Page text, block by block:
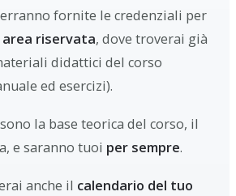
fornite le credenziali per
area riservata, dove troverai già
didattici del corso
ed esercizi).
la base teorica del corso, il
e saranno tuoi per sempre.
anche il calendario del tuo